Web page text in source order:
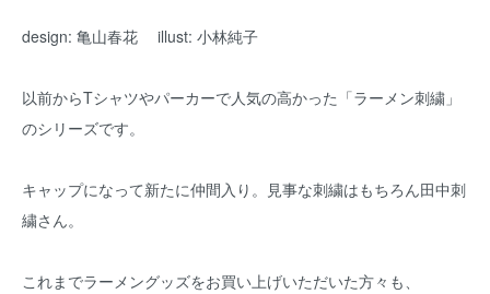
design: 亀山春花 illust: 小林純子
以前からTシャツやパーカーで人気の高かった「ラーメン刺繍」
のシリーズです。
キャップになって新たに仲間入り。見事な刺繍はもちろん田中刺
繍さん。
これまでラーメングッズをお買い上げいただいた方々も、